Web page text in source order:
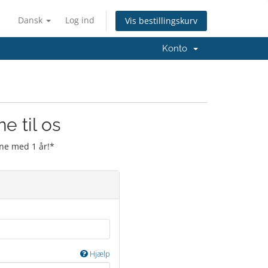
Dansk Log ind Vis bestillingskurv
Konto
til os
med 1 år!*
Hjælp